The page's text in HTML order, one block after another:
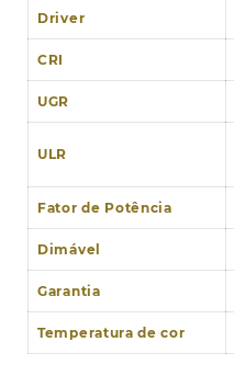
Driver
CRI
UGR
ULR
Fator de Potência
Dimável
Garantia
Temperatura de cor